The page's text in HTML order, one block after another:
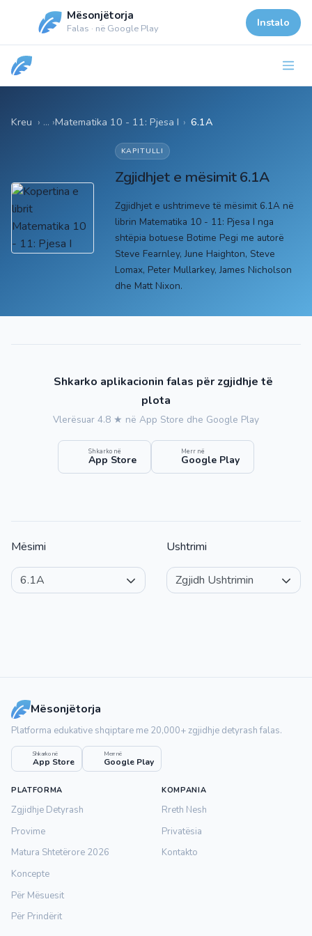
Mësonjëtorja
Falas · në Google Play Instalo
Kreu Matematika 10 - 11: Pjesa I › 6.1A
KAPITULLI
Zgjidhjet e mësimit 6.1A
Zgjidhjet e ushtrimeve të mësimit 6.1A në
librin Matematika 10 - 11: Pjesa I nga
shtëpia botuese Botime Pegi me autorë
Steve Fearnley, June Haighton, Steve
Lomax, Peter Mullarkey, James Nicholson
dhe Matt Nixon.
Shkarko aplikacionin falas për zgjidhje të
plota
Vlerësuar 4.8 ★ në App Store dhe Google Play
Shkarko në
App Store
Merr në
Google Play
Mësimi Ushtrimi
Mësonjëtorja
Platforma edukative shqiptare me 20,000+ zgjidhje detyrash falas.
Shkarko në
App Store
Merr në
Google Play
PLATFORMA
Zgjidhje Detyrash
Provime
Matura Shtetërore 2026
Koncepte
Për Mësuesit
Për Prindërit
KOMPANIA
Rreth Nesh
Privatësia
Kontakto